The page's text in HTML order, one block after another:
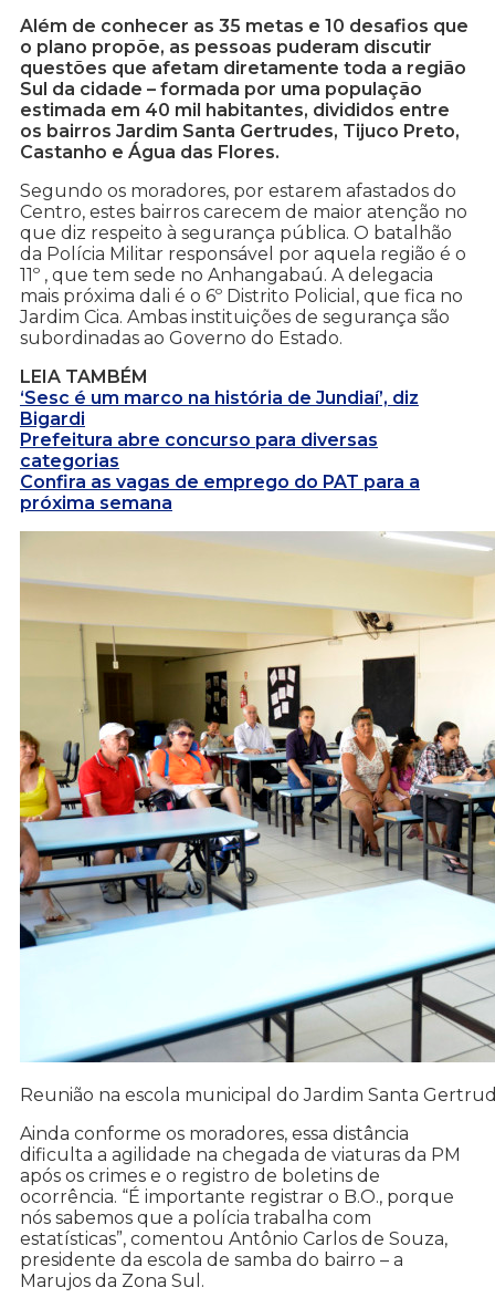
Além de conhecer as 35 metas e 10 desafios que
o plano propõe, as pessoas puderam discutir
questões que afetam diretamente toda a região
Sul da cidade – formada por uma população
estimada em 40 mil habitantes, divididos entre
os bairros Jardim Santa Gertrudes, Tijuco Preto,
Castanho e Água das Flores.
Segundo os moradores, por estarem afastados do
Centro, estes bairros carecem de maior atenção no
que diz respeito à segurança pública. O batalhão
da Polícia Militar responsável por aquela região é o
11º , que tem sede no Anhangabaú. A delegacia
mais próxima dali é o 6º Distrito Policial, que fica no
Jardim Cica. Ambas instituições de segurança são
subordinadas ao Governo do Estado.
LEIA TAMBÉM
‘Sesc é um marco na história de Jundiaí’, diz
Bigardi
Prefeitura abre concurso para diversas
categorias
Confira as vagas de emprego do PAT para a
próxima semana
Reunião na escola municipal do Jardim Santa
Ainda conforme os moradores, essa distância
dificulta a agilidade na chegada de viaturas da PM
após os crimes e o registro de boletins de
ocorrência. “É importante registrar o B.O., porque
nós sabemos que a polícia trabalha com
estatísticas”, comentou Antônio Carlos de Souza,
presidente da escola de samba do bairro – a
Marujos da Zona Sul.